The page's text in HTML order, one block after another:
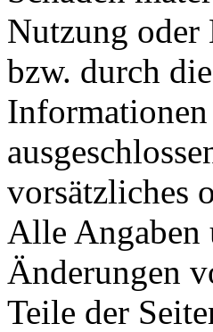
Nutzung oder
bzw. durch
vorsätzliches
Alle Angaben
Änderungen
Teile der